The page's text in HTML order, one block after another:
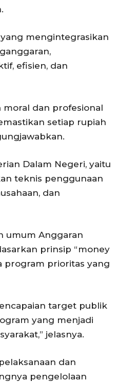
yang mengintegrasikan
efisien, dan
moral dan profesional
setiap rupiah
Dalam Negeri, yaitu
teknis penggunaan
dan
umum Anggaran
prinsip “money
program prioritas yang
target publik
yang menjadi
jelasnya.
dan
pengelolaan